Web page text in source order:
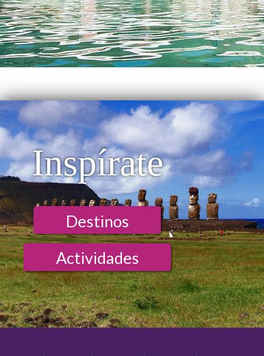
Inspírate
Destinos
Actividades